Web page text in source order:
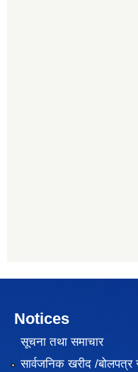
Notices
सूचना तथा समाचार
सार्वजनिक खरीद /बोलपत्र